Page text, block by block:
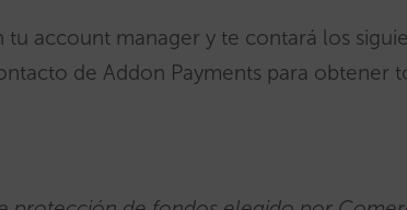
account manager y te contará los
de Addon Payments para obtener